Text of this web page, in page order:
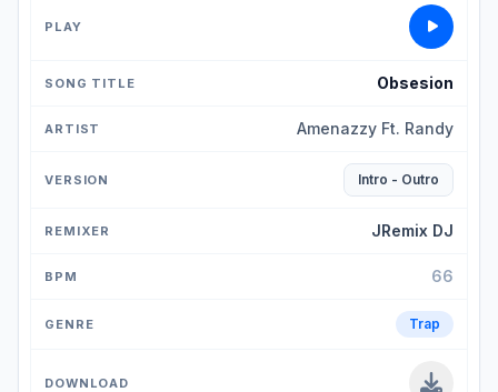
Obsesion
Amenazzy Ft. Randy
Intro - Outro
JRemix DJ
66
Trap